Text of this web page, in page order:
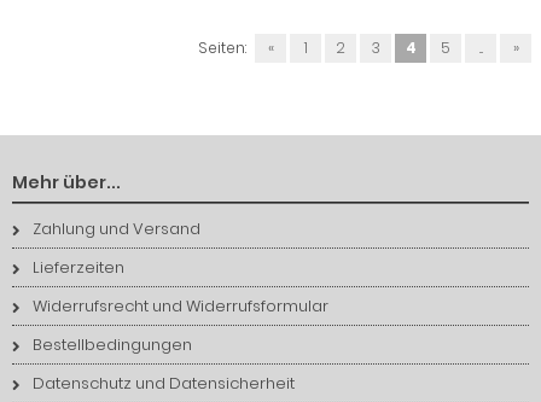
Seiten: « 1 2 3 4 5 ... »
Mehr über...
Zahlung und Versand
Lieferzeiten
Widerrufsrecht und Widerrufsformular
Bestellbedingungen
Datenschutz und Datensicherheit